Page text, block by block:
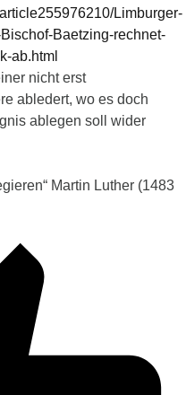
Limburger-
Baetzing-rechnet-
ab.html
nicht erst
abledert, wo es doch
ablegen soll wider
Martin Luther (1483